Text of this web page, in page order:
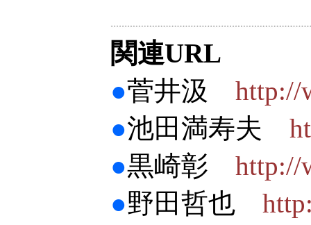
関連URL
●菅井汲 http://
●池田満寿夫
●黒崎彰 http://
●野田哲也